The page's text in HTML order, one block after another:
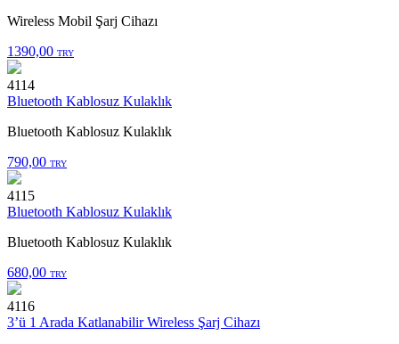
Wireless Mobil Şarj Cihazı
1390,00 TRY
4114
Bluetooth Kablosuz Kulaklık
Bluetooth Kablosuz Kulaklık
790,00 TRY
4115
Bluetooth Kablosuz Kulaklık
Bluetooth Kablosuz Kulaklık
680,00 TRY
4116
3’ü 1 Arada Katlanabilir Wireless Şarj Cihazı